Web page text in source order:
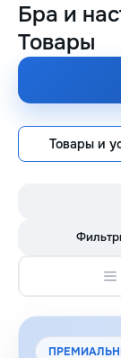
Бра и
Товары
Товары и